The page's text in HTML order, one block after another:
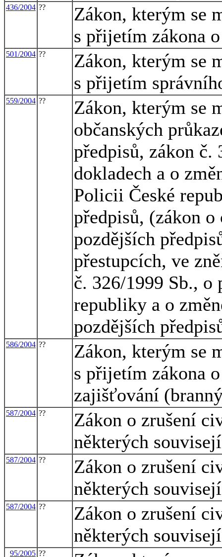
436/2004 ??
Zákon, kterým se
s přijetím zákona
501/2004 ??
Zákon, kterým se
s přijetím
559/2004 ??
Zákon, kterým se
občanských
předpisů, zákon č.
dokladech a o
Policii České
předpisů, (zákon
pozdějších
přestupcích, ve
č. 326/1999 Sb., o
republiky a o
pozdějších
586/2004 ??
Zákon, kterým se
s přijetím zákona
zajišťování
587/2004 ??
Zákon o zrušení
některých
587/2004 ??
Zákon o zrušení
některých
587/2004 ??
Zákon o zrušení
některých
95/2005 ??